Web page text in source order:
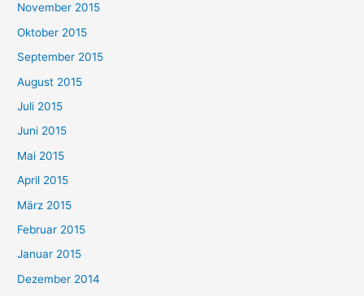
November 2015
Oktober 2015
September 2015
August 2015
Juli 2015
Juni 2015
Mai 2015
April 2015
März 2015
Februar 2015
Januar 2015
Dezember 2014